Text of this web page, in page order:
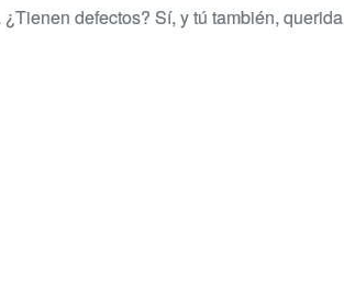
defectos? Sí, y tú también, querida